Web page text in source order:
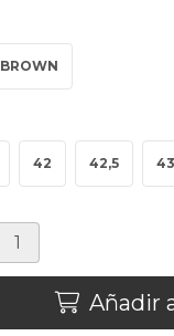
BROWN
42 42,5 43
Añadir